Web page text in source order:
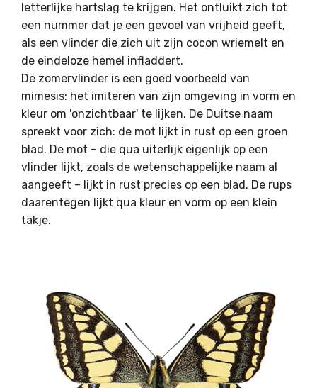
letterlijke hartslag te krijgen. Het ontluikt zich tot
een nummer dat je een gevoel van vrijheid geeft,
als een vlinder die zich uit zijn cocon wriemelt en
de eindeloze hemel infladdert.
De zomervlinder is een goed voorbeeld van
mimesis: het imiteren van zijn omgeving in vorm en
kleur om 'onzichtbaar' te lijken. De Duitse naam
spreekt voor zich: de mot lijkt in rust op een groen
blad. De mot – die qua uiterlijk eigenlijk op een
vlinder lijkt, zoals de wetenschappelijke naam al
aangeeft – lijkt in rust precies op een blad. De rups
daarentegen lijkt qua kleur en vorm op een klein
takje.